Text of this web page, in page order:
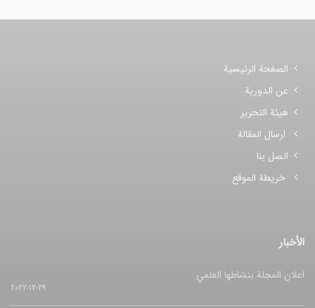
الصفحة الرئيسية
عن الدورية
هيئة التحرير
ارسال المقالة
اتصل بنا
خريطة الموقع
الأخبار
اعلان المجلة بنشاطها العلمي
2022-12-29